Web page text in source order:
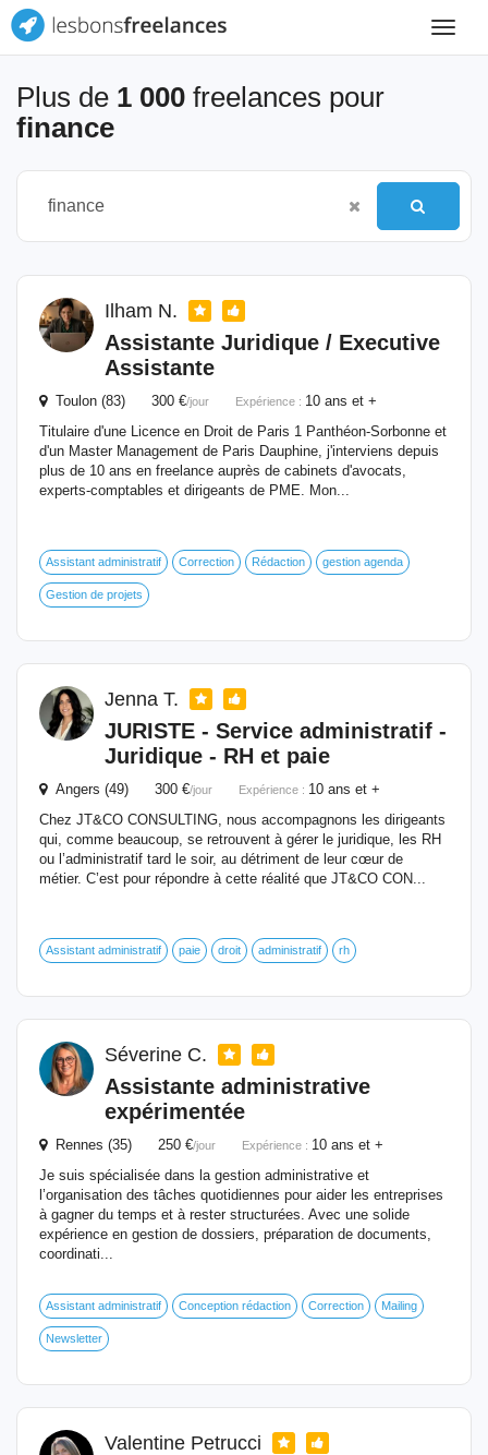
Toggle
Plus de 1 000 freelances pour
finance
Ilham N.
Assistante Juridique / Executive
Assistante
Toulon (83) 300 €/jour Expérience : 10 ans et +
Titulaire d'une Licence en Droit de Paris 1 Panthéon-Sorbonne et
d'un Master Management de Paris Dauphine, j'interviens depuis
plus de 10 ans en freelance auprès de cabinets d'avocats,
experts-comptables et dirigeants de PME. Mon...
Assistant administratif Correction Rédaction gestion agenda
Gestion de projets
Jenna T.
JURISTE - Service administratif -
Juridique - RH et paie
Angers (49) 300 €/jour Expérience : 10 ans et +
Chez JT&CO CONSULTING, nous accompagnons les dirigeants
qui, comme beaucoup, se retrouvent à gérer le juridique, les RH
ou l’administratif tard le soir, au détriment de leur cœur de
métier. C’est pour répondre à cette réalité que JT&CO CON...
Assistant administratif paie droit administratif rh
Séverine C.
Assistante administrative
expérimentée
Rennes (35) 250 €/jour Expérience : 10 ans et +
Je suis spécialisée dans la gestion administrative et
l’organisation des tâches quotidiennes pour aider les entreprises
à gagner du temps et à rester structurées. Avec une solide
expérience en gestion de dossiers, préparation de documents,
coordinati...
Assistant administratif Conception rédaction Correction Mailing
Newsletter
Valentine Petrucci